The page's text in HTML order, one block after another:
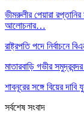
ভীমরুলীর পেয়ারা রপ্তানির
আলোচনার…
রাষ্ট্রপতি পদে নির্বাচনে
মাতারবাড়ি গভীর
শাবনূরের সঙ্গে বিয়ের
সর্বশেষ সংবাদ